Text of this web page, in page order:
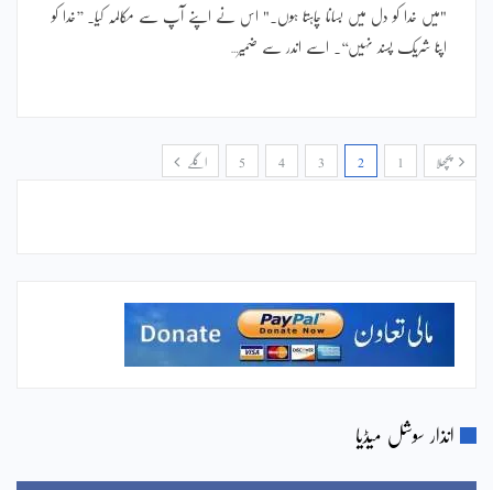
"میں خدا کو دل میں بسانا چاہتا ہوں۔" اس نے اپنے آپ سے مکالمہ کیا۔ ’’خدا کو
اپنا شریک پسند نہیں‘‘۔ اسے اندر سے ضمیر…
پچھلا 1
2
3
4
5 اگلے
انذار سوشل میڈیا